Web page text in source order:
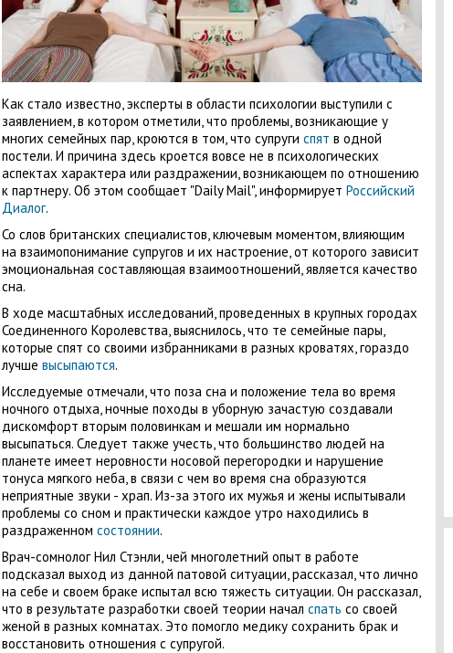
Как стало известно, эксперты в области психологии выступили с
заявлением, в котором отметили, что проблемы, возникающие у
многих семейных пар, кроются в том, что супруги спят в одной
постели. И причина здесь кроется вовсе не в психологических
аспектах характера или раздражении, возникающем по отношению
к партнеру. Об этом сообщает "Daily Mail", информирует Российский
Диалог.
Со слов британских специалистов, ключевым моментом, влияющим
на взаимопонимание супругов и их настроение, от которого зависит
эмоциональная составляющая взаимоотношений, является качество
сна.
В ходе масштабных исследований, проведенных в крупных городах
Соединенного Королевства, выяснилось, что те семейные пары,
которые спят со своими избранниками в разных кроватях, гораздо
лучше высыпаются.
Исследуемые отмечали, что поза сна и положение тела во время
ночного отдыха, ночные походы в уборную зачастую создавали
дискомфорт вторым половинкам и мешали им нормально
высыпаться. Следует также учесть, что большинство людей на
планете имеет неровности носовой перегородки и нарушение
тонуса мягкого неба, в связи с чем во время сна образуются
неприятные звуки - храп. Из-за этого их мужья и жены испытывали
проблемы со сном и практически каждое утро находились в
раздраженном состоянии.
Врач-сомнолог Нил Стэнли, чей многолетний опыт в работе
подсказал выход из данной патовой ситуации, рассказал, что лично
на себе и своем браке испытал всю тяжесть ситуации. Он рассказал,
что в результате разработки своей теории начал спать со своей
женой в разных комнатах. Это помогло медику сохранить брак и
восстановить отношения с супругой.